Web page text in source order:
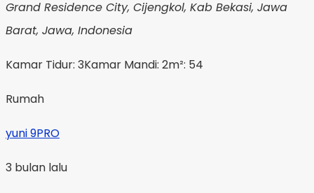
Grand Residence City, Cijengkol, Kab Bekasi, Jawa
Barat, Jawa, Indonesia
Kamar Tidur: 3Kamar Mandi: 2m²: 54
Rumah
yuni 9PRO
3 bulan lalu